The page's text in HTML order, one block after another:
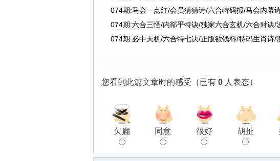
074期:马会一点红/会员猜猜诗/六合特码报/马会内幕
074期:六合三怪/内部平特诀/独家六合玄机/六合对诀/
074期:必中天机/六合特七决/正版欲钱料/特码生肖诗/
您看到此篇文章时的感受 （已有 0 人表态）
欠扁 同意 很好 胡扯